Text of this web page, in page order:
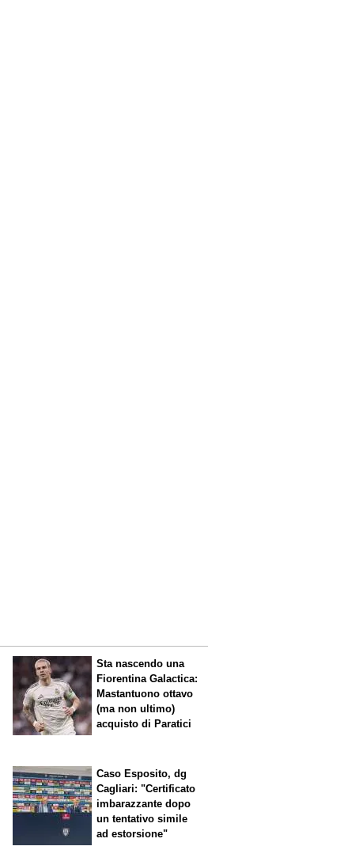
Sta nascendo una
FiorentinaGalactica:
Mastantuono ottavo
(ma non ultimo)
acquisto di Paratici
Caso Esposito, dg
Cagliari: "Certificato
imbarazzante dopo
un tentativo simile
ad estorsione"